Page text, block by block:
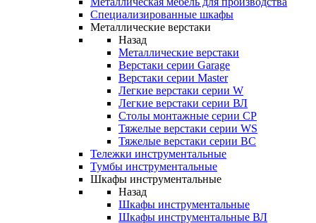
Cпециализированные шкафы
Металлические верстаки
Назад
Металлические верстаки
Верстаки серии Garage
Верстаки серии Master
Легкие верстаки серии W
Легкие верстаки серии ВЛ
Столы монтажные серии СР
Тяжелые верстаки серии WS
Тяжелые верстаки серии ВС
Тележки инструментальные
Тумбы инструментальные
Шкафы инструментальные
Назад
Шкафы инструментальные
Шкафы инструментальные ВЛ